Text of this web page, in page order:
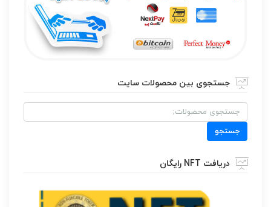
جستجوی بین محصولات سایت
جستجو
برای:
جستجو
دریافت NFT رایگان